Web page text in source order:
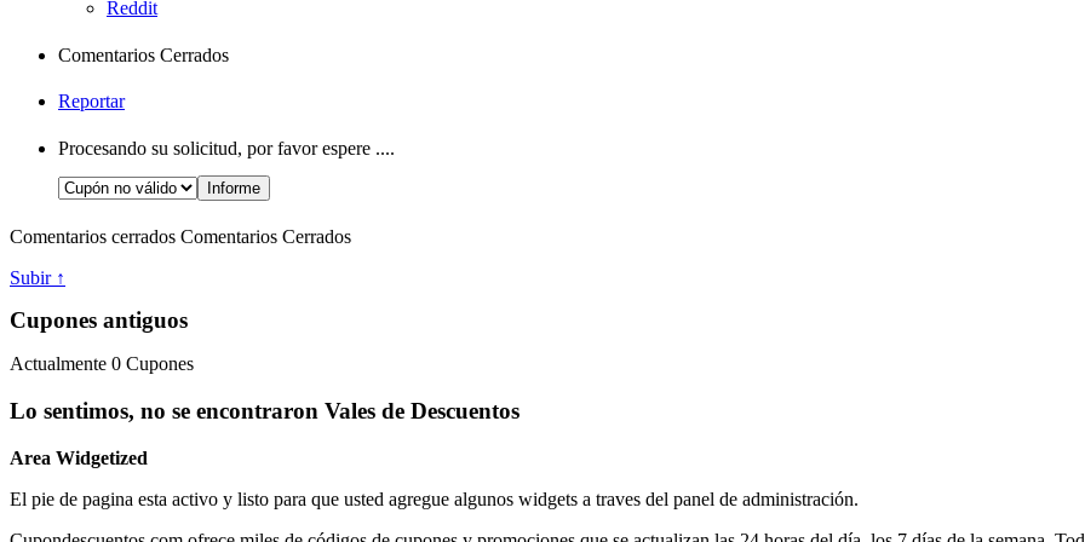
Reddit
Comentarios Cerrados
Reportar
Procesando su solicitud, por favor espere ....
Comentarios cerrados Comentarios Cerrados
Subir ↑
Cupones antiguos
Actualmente 0 Cupones
Lo sentimos, no se encontraron Vales de Descuentos
Area Widgetized
El pie de pagina esta activo y listo para que usted agregue algunos widgets a traves del panel de administración.